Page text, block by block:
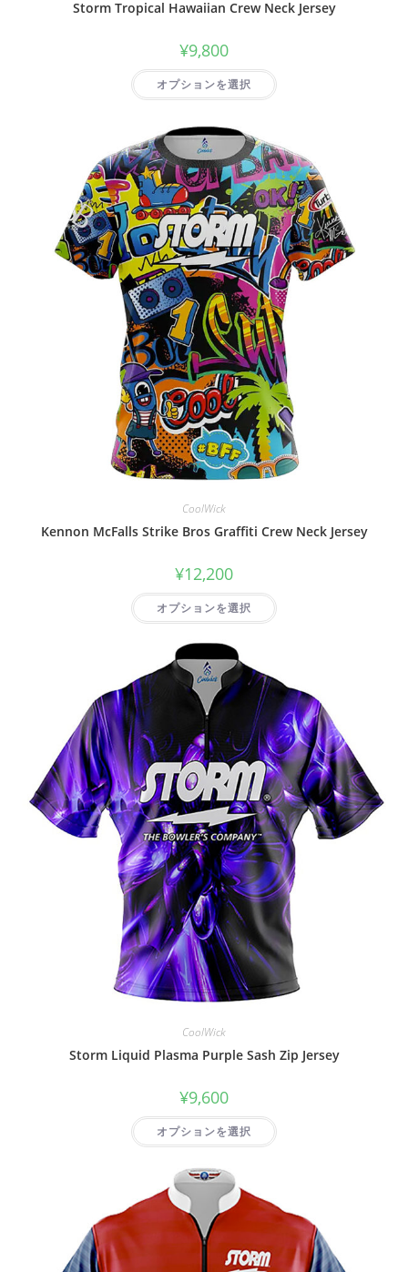
Storm Tropical Hawaiian Crew Neck Jersey
¥9,800
オプションを選択
CoolWick
Kennon McFalls Strike Bros Graffiti Crew Neck Jersey
¥12,200
オプションを選択
CoolWick
Storm Liquid Plasma Purple Sash Zip Jersey
¥9,600
オプションを選択